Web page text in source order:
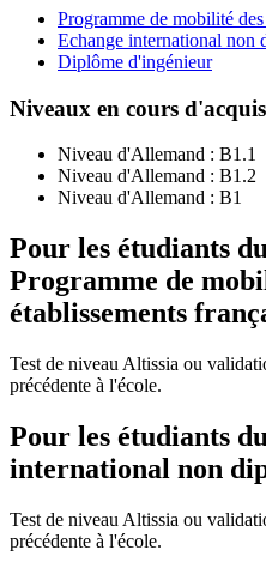
Programme de mobilité
Echange international non
Diplôme d'ingénieur
Niveaux en cours
Niveau d'Allemand : B1.1
Niveau d'Allemand : B1.2
Niveau d'Allemand : B1
Pour les étudiants
Programme de
établissements
Test de niveau Altissia ou
précédente à l'école.
Pour les étudiants
international non
Test de niveau Altissia ou
précédente à l'école.